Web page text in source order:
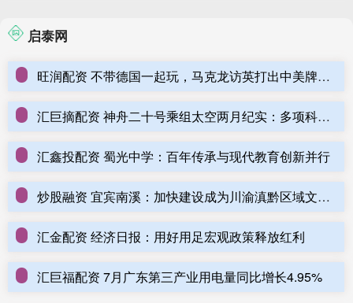
启泰网
旺润配资 不带德国一起玩，马克龙访英打出中美牌，要当欧洲老大_法国_英法_英国
汇巨摘配资 神舟二十号乘组太空两月纪实：多项科学实验稳步推进，探索宇宙奥秘
汇鑫投配资 蜀光中学：百年传承与现代教育创新并行
炒股融资 宜宾南溪：加快建设成为川渝滇黔区域文旅康养休闲旅游目的地
汇金配资 经济日报：用好用足宏观政策释放红利
汇巨福配资 7月广东第三产业用电量同比增长4.95%